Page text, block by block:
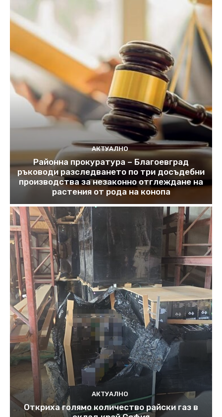
АКТУАЛНО
Районна прокуратура – Благоевград
ръководи разследването по три досъдебни
производства за незаконно отглеждане на
растения от рода на конопа
АКТУАЛНО
Откриха голямо количество райски газ в